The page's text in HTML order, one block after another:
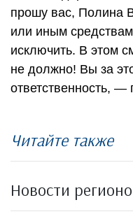
прошу вас, Полина
или иным
исключить. В этом
не должно! Вы за
ответственность, —
Читайте также
Новости